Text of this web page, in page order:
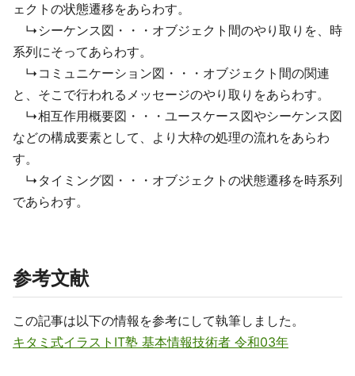
ェクトの状態遷移をあらわす。
↳シーケンス図・・・オブジェクト間のやり取りを、時
系列にそってあらわす。
↳コミュニケーション図・・・オブジェクト間の関連
と、そこで行われるメッセージのやり取りをあらわす。
↳相互作用概要図・・・ユースケース図やシーケンス図
などの構成要素として、より大枠の処理の流れをあらわ
す。
↳タイミング図・・・オブジェクトの状態遷移を時系列
であらわす。
参考文献
この記事は以下の情報を参考にして執筆しました。
キタミ式イラストIT塾 基本情報技術者 令和03年